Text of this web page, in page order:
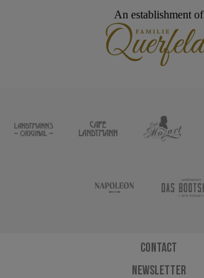
An establishment of
Contact
Newsletter